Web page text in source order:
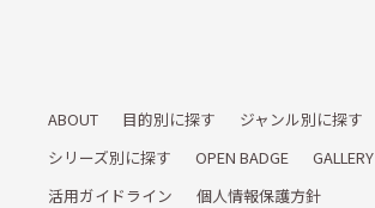
ABOUT 目的別に探す
ジャンル別に探す
シリーズ別に探す
OPEN BADGE GALLERY
活用ガイドライン
個人情報保護方針